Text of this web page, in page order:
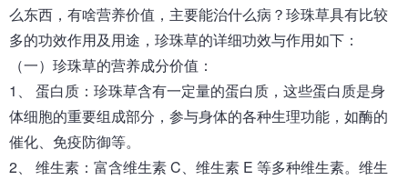
么东西，有啥营养价值，主要能治什么病？珍珠草具有比较
多的功效作用及用途，珍珠草的详细功效与作用如下：
（一）珍珠草的营养成分价值：
1、 蛋白质：珍珠草含有一定量的蛋白质，这些蛋白质是身
体细胞的重要组成部分，参与身体的各种生理功能，如酶的
催化、免疫防御等。
2、 维生素：富含维生素 C、维生素 E 等多种维生素。维生